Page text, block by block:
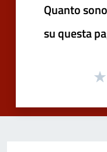
Quanto
su questa